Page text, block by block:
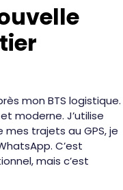
mon BTS logistique.
moderne. J’utilise
trajets au GPS, je
C’est
mais c’est